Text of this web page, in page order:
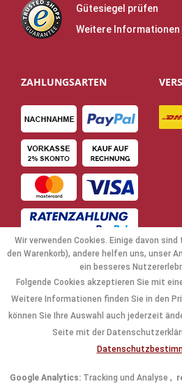
Gütesiegel prüfen
Weitere Informationen
ZAHLUNGSARTEN
NAVIGATION
Wir verwenden Cookies. Einige davon
den Warenkorb), andere helfen uns, unser
ein besseres
Folgende Cookies akzeptieren Sie mit
Weitere Informationen finden Sie in den
können Sie Ihre Auswahl auch jederzeit
Seite mit der
Google Analytics: Tracking und Analyse ,